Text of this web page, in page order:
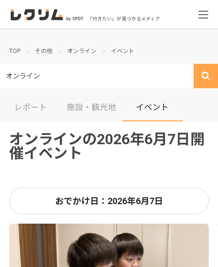
「行きたい」が見つかるメディア
TOP その他 オンライン イベント
オンライン
レポート 施設・観光地 イベント
オンラインの2026年6月7日開
催イベント
おでかけ日：2026年6月7日